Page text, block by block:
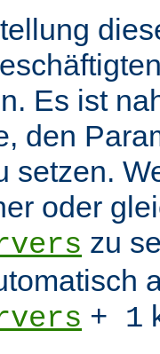
Es ist
den
setzen.
oder
zu
+ 1